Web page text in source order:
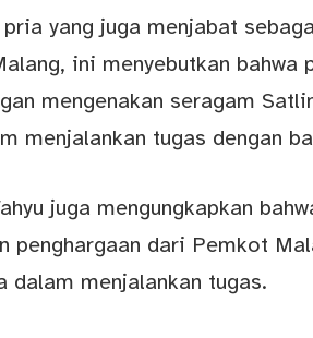
yang juga menjabat
ini menyebutkan
mengenakan seragam
menjalankan tugas dengan
juga mengungkapkan
penghargaan dari Pemkot
dalam menjalankan tugas.